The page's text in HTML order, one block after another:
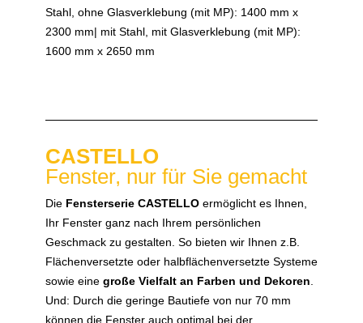
Stahl, ohne Glasverklebung (mit MP): 1400 mm x
2300 mm| mit Stahl, mit Glasverklebung (mit MP):
1600 mm x 2650 mm
CASTELLO
Fenster, nur für Sie gemacht
Die Fensterserie CASTELLO ermöglicht es Ihnen,
Ihr Fenster ganz nach Ihrem persönlichen
Geschmack zu gestalten. So bieten wir Ihnen z.B.
Flächenversetzte oder halbflächenversetzte Systeme
sowie eine große Vielfalt an Farben und Dekoren
Und: Durch die geringe Bautiefe von nur 70 mm
können die Fenster auch optimal bei der